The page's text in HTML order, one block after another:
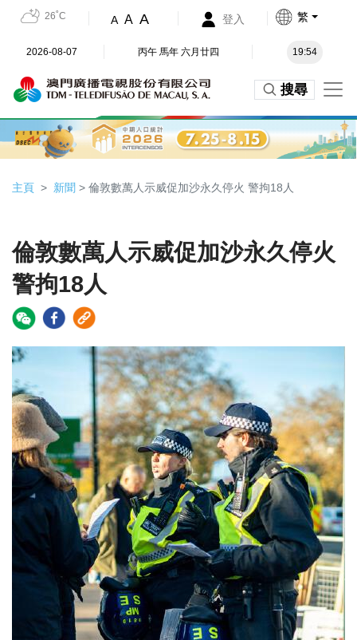
26˚C A A A 登入 繁
2026-08-07 丙午 馬年 六月廿四 19:54
搜尋
主頁 新聞 > 倫敦數萬人示威促加沙永久停火 警拘18人
倫敦數萬人示威促加沙永久停火
警拘18人